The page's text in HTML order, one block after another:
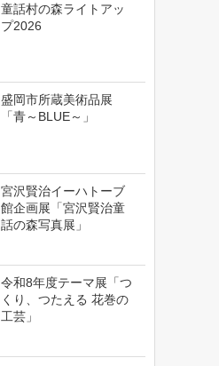
童話村の森ライトアッ
プ2026
盛岡市所蔵美術品展
「青～BLUE～」
宮沢賢治イーハトーブ
館企画展「宮沢賢治童
話の森写真展」
令和8年度テーマ展「つ
くり、つたえる 花巻の
工芸」